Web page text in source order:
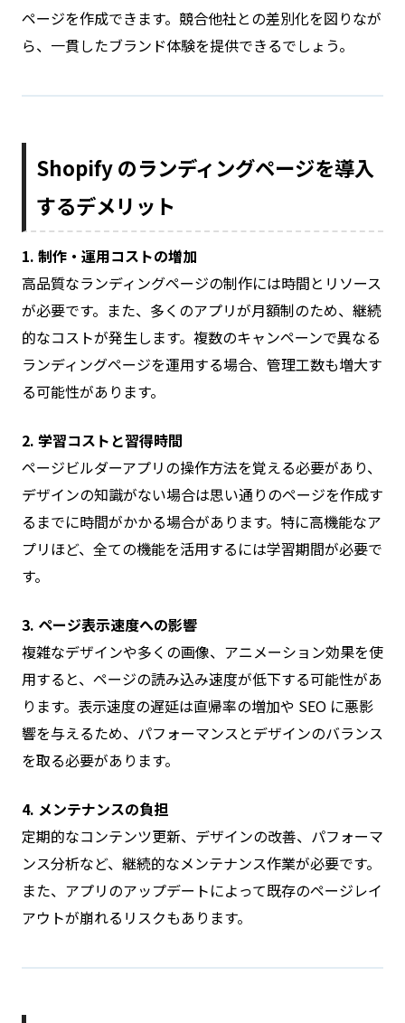
ページを作成できます。競合他社との差別化を図りなが
ら、一貫したブランド体験を提供できるでしょう。
Shopify のランディングページを導入
するデメリット
1. 制作・運用コストの増加
高品質なランディングページの制作には時間とリソース
が必要です。また、多くのアプリが月額制のため、継続
的なコストが発生します。複数のキャンペーンで異なる
ランディングページを運用する場合、管理工数も増大す
る可能性があります。
2. 学習コストと習得時間
ページビルダーアプリの操作方法を覚える必要があり、
デザインの知識がない場合は思い通りのページを作成す
るまでに時間がかかる場合があります。特に高機能なア
プリほど、全ての機能を活用するには学習期間が必要で
す。
3. ページ表示速度への影響
複雑なデザインや多くの画像、アニメーション効果を使
用すると、ページの読み込み速度が低下する可能性があ
ります。表示速度の遅延は直帰率の増加や SEO に悪影
響を与えるため、パフォーマンスとデザインのバランス
を取る必要があります。
4. メンテナンスの負担
定期的なコンテンツ更新、デザインの改善、パフォーマ
ンス分析など、継続的なメンテナンス作業が必要です。
また、アプリのアップデートによって既存のページレイ
アウトが崩れるリスクもあります。